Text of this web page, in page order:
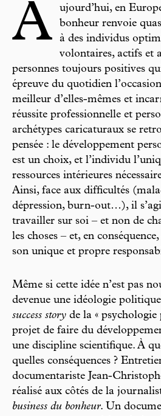
A
ujourd’hui, en
bonheur renvoie
à des individus
volontaires, actifs et
personnes toujours positives
épreuve du quotidien
meilleur d’elles-mêmes et
réussite professionnelle et
archétypes caricaturaux se
pensée : le développement
est un choix, et l’individu
ressources intérieures
Ainsi, face aux difficultés
dépression, burn-out…), il
travailler sur soi – et non de
les choses – et, en
son unique et propre
Même si cette idée n’est pas
devenue une idéologie
success story de la « psychologie
projet de faire du
une discipline scientifique. À
quelles conséquences ?
documentariste Jean-
réalisé aux côtés de la
business du bonheur. Un